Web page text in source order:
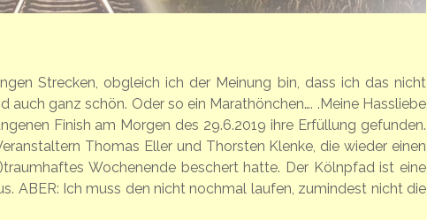
Strecken, obgleich ich der Meinung bin, dass ich das nicht
auch ganz schön. Oder so ein Marathönchen…. .Meine Hassliebe
Finish am Morgen des 29.6.2019 ihre Erfüllung gefunden.
Thomas Eller und Thorsten Klenke, die wieder einen
Wochenende beschert hatte. Der Kölnpfad ist eine
ABER: Ich muss den nicht nochmal laufen, zumindest nicht die